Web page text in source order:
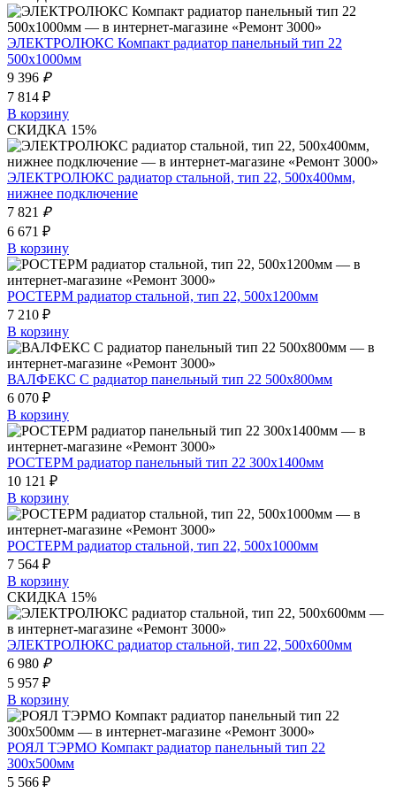
ЭЛЕКТРОЛЮКС Компакт радиатор панельный тип 22
500х1000мм
9 396 ₽
7 814 ₽
В корзину
СКИДКА 15%
ЭЛЕКТРОЛЮКС радиатор стальной, тип 22, 500х400мм,
нижнее подключение
7 821 ₽
6 671 ₽
В корзину
РОСТЕРМ радиатор стальной, тип 22, 500х1200мм
7 210 ₽
В корзину
ВАЛФЕКС С радиатор панельный тип 22 500х800мм
6 070 ₽
В корзину
РОСТЕРМ радиатор панельный тип 22 300х1400мм
10 121 ₽
В корзину
РОСТЕРМ радиатор стальной, тип 22, 500х1000мм
7 564 ₽
В корзину
СКИДКА 15%
ЭЛЕКТРОЛЮКС радиатор стальной, тип 22, 500х600мм
6 980 ₽
5 957 ₽
В корзину
РОЯЛ ТЭРМО Компакт радиатор панельный тип 22
300х500мм
5 566 ₽